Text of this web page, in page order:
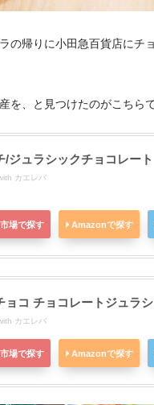
の帰りに小田急百貨店にチ
を、と見つけたのがこちらで
/ジュラシックチョコレート
カエレバ
場で探す Amazonで探す
ョコ チョコレートジュラ
カエレバ
場で探す Amazonで探す